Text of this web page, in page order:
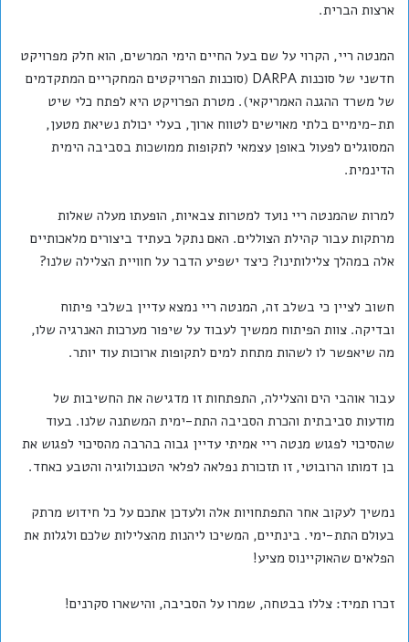
ארצות הברית.
המנטה ריי, הקרוי על שם בעל החיים הימי המרשים, הוא חלק מפרויקט
חדשני של סוכנות DARPA (סוכנות הפרויקטים המחקריים המתקדמים
של משרד ההגנה האמריקאי). מטרת הפרויקט היא לפתח כלי שיט
תת-מימיים בלתי מאוישים לטווח ארוך, בעלי יכולת נשיאת מטען,
המסוגלים לפעול באופן עצמאי לתקופות ממושכות בסביבה הימית
הדינמית.
למרות שהמנטה ריי נועד למטרות צבאיות, הופעתו מעלה שאלות
מרתקות עבור קהילת הצוללים. האם נתקל בעתיד ביצורים מלאכותיים
אלה במהלך צלילותינו? כיצד ישפיע הדבר על חוויית הצלילה שלנו?
חשוב לציין כי בשלב זה, המנטה ריי נמצא עדיין בשלבי פיתוח
ובדיקה. צוות הפיתוח ממשיך לעבוד על שיפור מערכות האנרגיה שלו,
מה שיאפשר לו לשהות מתחת למים לתקופות ארוכות עוד יותר.
עבור אוהבי הים והצלילה, התפתחות זו מדגישה את החשיבות של
מודעות סביבתית והכרת הסביבה התת-ימית המשתנה שלנו. בעוד
שהסיכוי לפגוש מנטה ריי אמיתי עדיין גבוה בהרבה מהסיכוי לפגוש את
בן דמותו הרובוטי, זו תזכורת נפלאה לפלאי הטכנולוגיה והטבע כאחד.
נמשיך לעקוב אחר התפתחויות אלה ולעדכן אתכם על כל חידוש מרתק
בעולם התת-ימי. בינתיים, המשיכו ליהנות מהצלילות שלכם ולגלות את
הפלאים שהאוקיינוס מציע!
זכרו תמיד: צללו בבטחה, שמרו על הסביבה, והישארו סקרנים!